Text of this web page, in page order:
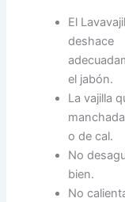
El
deshace
el jabón.
La vajilla
o de cal.
No
bien.
No